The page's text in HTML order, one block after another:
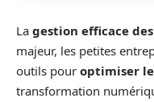
La gestion efficace
majeur, les petites
outils pour optimiser
transformation